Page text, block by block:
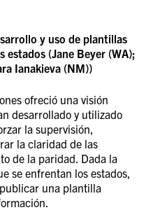
y uso de plantillas
(Jane Beyer (WA);
Ianakieva (NM))
ofreció una visión
desarrollado y utilizado
la supervisión,
la claridad de las
de la paridad. Dada la
se enfrentan los estados,
una plantilla